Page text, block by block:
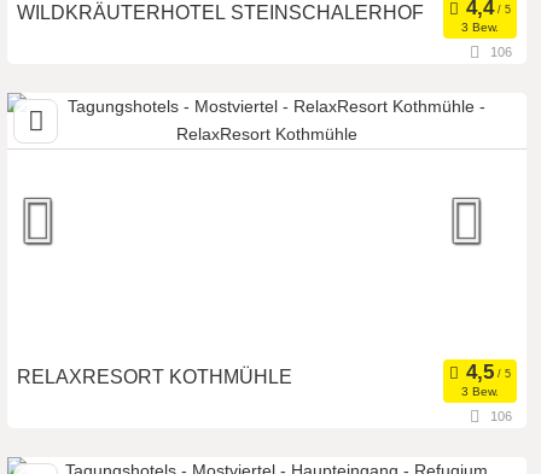
WILDKRÄUTERHOTEL STEINSCHALERHOF
3 Bew.
Seminarhotel
Meetingroom
Tagungsstätte
Seminarteilnehmer:
106
RELAXRESORT KOTHMÜHLE
3 Bew.
106